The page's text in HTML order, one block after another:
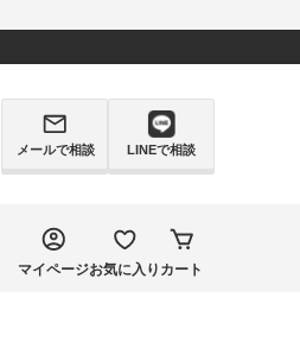
メールで相談 LINEで相談
マイページお気に入り カート